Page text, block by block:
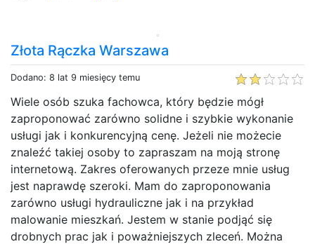
Złota Rączka Warszawa
Dodano: 8 lat 9 miesięcy temu
Wiele osób szuka fachowca, który będzie mógł
zaproponować zarówno solidne i szybkie wykonanie
usługi jak i konkurencyjną cenę. Jeżeli nie możecie
znaleźć takiej osoby to zapraszam na moją stronę
internetową. Zakres oferowanych przeze mnie usług
jest naprawdę szeroki. Mam do zaproponowania
zarówno usługi hydrauliczne jak i na przykład
malowanie mieszkań. Jestem w stanie podjąć się
drobnych prac jak i poważniejszych zleceń. Można